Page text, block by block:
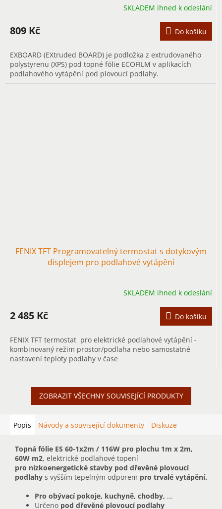
SKLADEM ihned k odeslání
809 Kč Do košíku
EXBOARD (EXtruded BOARD) je podložka z extrudovaného
polystyrenu (XPS) pod topné fólie ECOFILM v aplikacích
podlahového vytápění pod plovoucí podlahy.
FENIX TFT Programovatelný termostat s dotykovým
displejem pro podlahové vytápění
SKLADEM ihned k odeslání
2 485 Kč Do košíku
FENIX TFT termostat pro elektrické podlahové vytápění -
kombinovaný režim prostor/podlaha nebo samostatné
nastavení teploty podlahy v čase
ZOBRAZIT VŠECHNY SOUVISEJÍCÍ PRODUKTY
Popis Návody a související dokumenty Diskuze
Topná fólie ES 60-1x2m / 116W pro plochu 1m x 2m,
60W m2, elektrické podlahové topení
pro nízkoenergetické stavby pod dřevěné plovoucí
podlahy s vyšším tepelným odporem pro trvalé vytápění.
Pro obývací pokoje, kuchyně, chodby, ...
Určeno pod dřevěné plovoucí podlahy